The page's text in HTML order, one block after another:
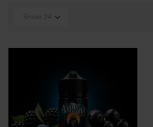
Show 24